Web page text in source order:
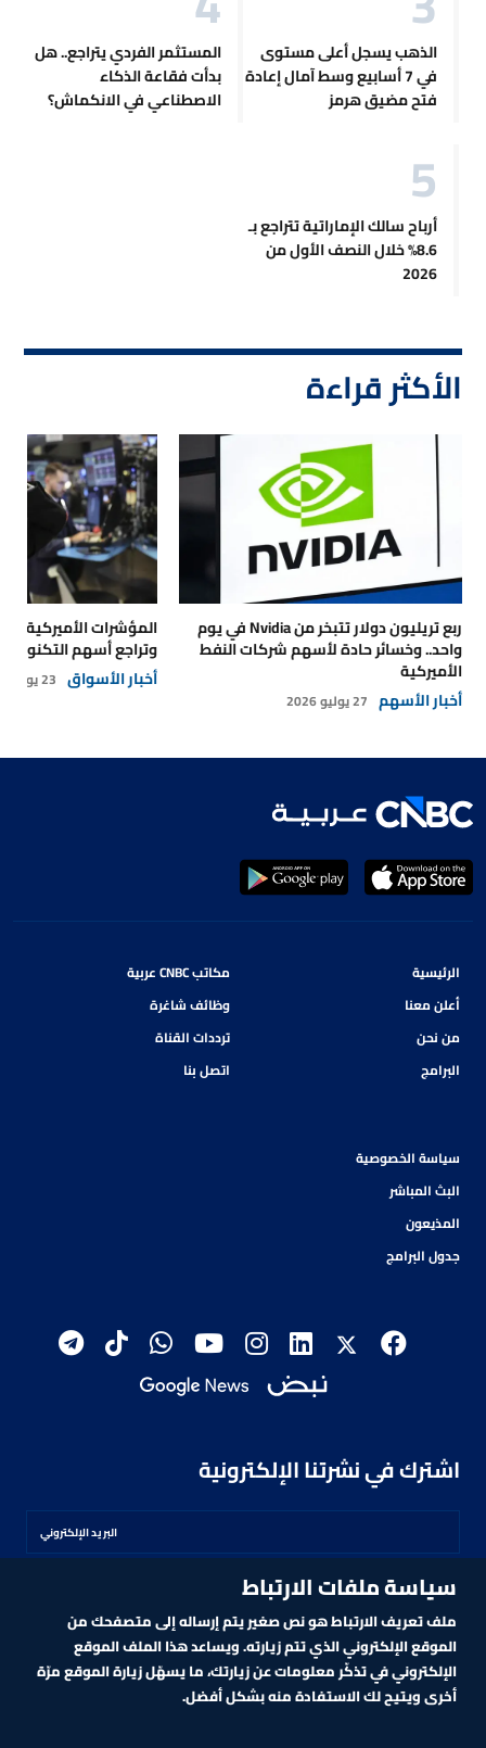
الذهب يسجل أعلى مستوى
في 7 أسابيع وسط آمال إعادة
فتح مضيق هرمز
المستثمر الفردي يتراجع.. هل
بدأت فقاعة الذكاء
الاصطناعي في الانكماش؟
أرباح سالك الإماراتية تتراجع بـ
8.6% خلال النصف الأول من
2026
الأكثر قراءة
ربع تريليون دولار تتبخر من Nvidia في يوم
واحد.. وخسائر حادة لأسهم شركات النفط
الأميركية
أخبار الأسهم 27 يوليو 2026
المؤشرات الأميركية
وتراجع أسهم
أخبار الأسواق 23 يوليو 2026
الرئيسية
أعلن معنا
من نحن
البرامج
مكاتب CNBC عربية
وظائف شاغرة
ترددات القناة
اتصل بنا
سياسة الخصوصية
البث المباشر
المذيعون
جدول البرامج
اشترك في نشرتنا الإلكترونية
اشترك
سياسة ملفات الارتباط
ملف تعريف الارتباط هو نص صغير يتم إرساله إلى متصفحك من
الموقع الإلكتروني الذي تتم زيارته. ويساعد هذا الملف الموقع
الإلكتروني في تذكّر معلومات عن زيارتك، ما يسهّل زيارة الموقع مرّة
أخرى ويتيح لك الاستفادة منه بشكل أفضل.